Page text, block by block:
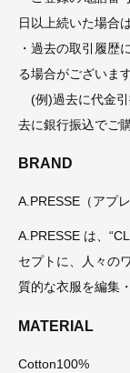
日以上続いた場合
・過去の取引履歴
る場合がございます
(例)過去に代金引
去に銀行振込でご
BRAND
A.PRESSE（アプレ
A.PRESSE は、
セプトに、人々の
質的な衣服を編集
MATERIAL
Cotton100%